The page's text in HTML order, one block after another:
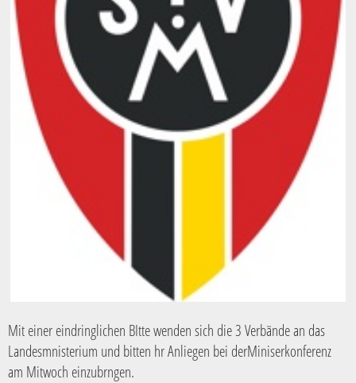
Mit einer eindringlichen BItte wenden sich die 3 Verbände an das
Landesmnisterium und bitten hr Anliegen bei derMiniserkonferenz
am Mitwoch einzubrngen.